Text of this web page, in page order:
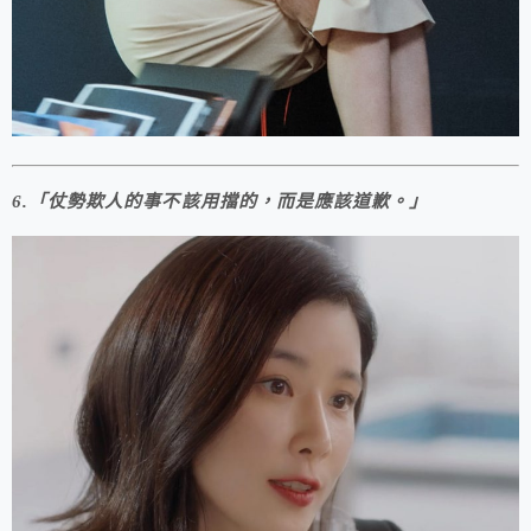
6.「仗勢欺人的事不該用擋的，而是應該道歉。」